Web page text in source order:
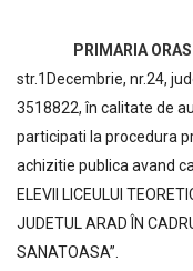
PRIMARIA
str.1Decembrie, nr.24,
3518822, în calitate de
participati la procedura
achizitie publica avand ca
ELEVII LICEULUI
JUDETUL ARAD ÎN
SANATOASA”.